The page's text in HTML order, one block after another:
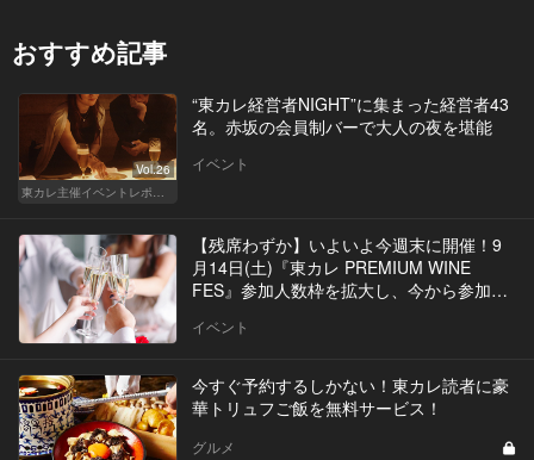
おすすめ記事
Vol.26
東カレ主催イベントレポート
“東カレ経営者NIGHT”に集まった経営者43
名。赤坂の会員制バーで大人の夜を堪能
イベント
【残席わずか】いよいよ今週末に開催！9
月14日(土)『東カレ PREMIUM WINE
FES』参加人数枠を拡大し、今から参加が
イベント
今すぐ予約するしかない！東カレ読者に豪
華トリュフご飯を無料サービス！
グルメ